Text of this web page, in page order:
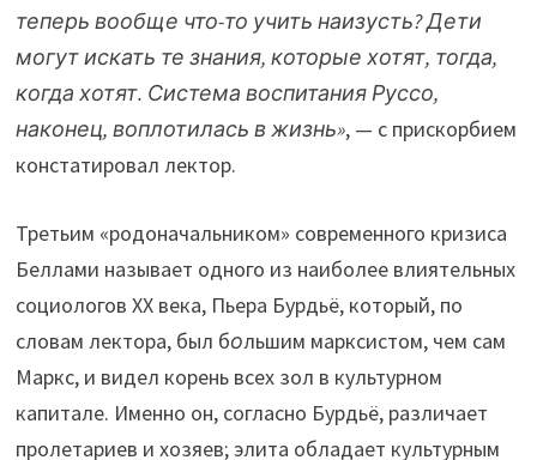
теперь вообще что-то учить наизусть? Дети
могут искать те знания, которые хотят, тогда,
когда хотят. Система воспитания Руссо,
наконец, воплотилась в жизнь», — с прискорбием
констатировал лектор.
Третьим «родоначальником» современного кризиса
Беллами называет одного из наиболее влиятельных
социологов ХХ века, Пьера Бурдьё, который, по
словам лектора, был большим марксистом, чем сам
Маркс, и видел корень всех зол в культурном
капитале. Именно он, согласно Бурдьё, различает
пролетариев и хозяев; элита обладает культурным